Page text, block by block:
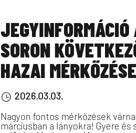
JEGYINFORMÁCIÓ
SORON
HAZAI
2026.03.03.
Nagyon fontos mérkőzések
márciusban a lányokra! Gyere és